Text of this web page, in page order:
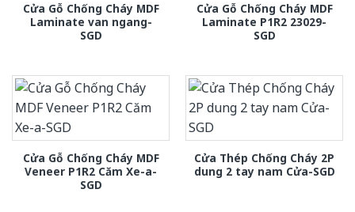
Cửa Gỗ Chống Cháy MDF
Laminate van ngang-
SGD
Cửa Gỗ Chống Cháy MDF
Laminate P1R2 23029-
SGD
Cửa Gỗ Chống Cháy MDF
Veneer P1R2 Căm Xe-a-
SGD
Cửa Thép Chống Cháy 2P
dung 2 tay nam Cửa-SGD